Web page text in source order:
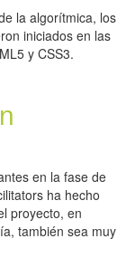
la algorítmica, los
iniciados en las
y CSS3.
en la fase de
ha hecho
proyecto, en
también sea muy